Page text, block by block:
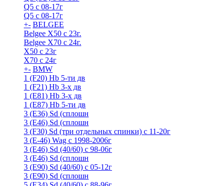
Q5 с 08-17г
Q5 с 08-17г
+- BELGEE
Belgee X50 с 23г.
Belgee X70 с 24г.
X50 с 23г
X70 с 24г
+- BMW
1 (F20) Hb 5-ти дв
1 (F21) Hb 3-х дв
1 (Е81) Hb 3-х дв
1 (Е87) Hb 5-ти дв
3 (E36) Sd (сплошн
3 (E46) Sd (сплошн
3 (F30) Sd (три отдельных спинки) с 11-20г
3 (Е-46) Wag с 1998-2006г
3 (Е46) Sd (40/60) с 98-06г
3 (Е46) Sd (сплошн
3 (Е90) Sd (40/60) с 05-12г
3 (Е90) Sd (сплошн